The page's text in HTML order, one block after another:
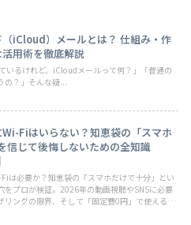
（iCloud）メールとは？ 仕組み・作
用術を徹底解説
いるけれど、iCloudメールって何？」「普通の
の？」そんな疑...
Fiはいらない？知恵袋の「スマホ
信じて後悔しないための全知識
は必要か？知恵袋の「スマホだけで十分」とい
をプロが検証。2026年の動画視聴やSNSに必要
リングの限界、そして「固定費0円」で使える最